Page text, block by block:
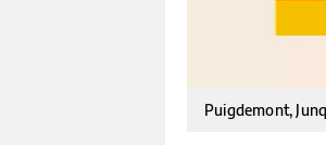
Puigdemont,